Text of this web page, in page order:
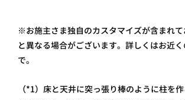
※お施主さま独自のカスタマイズが含まれ
と異なる場合がございます。詳しくはお近く
で。
（*1）床と天井に突っ張り棒のように柱を